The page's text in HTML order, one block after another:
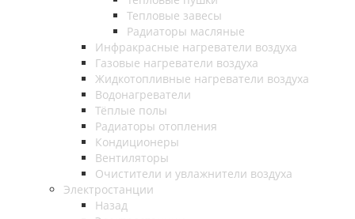
Тепловые завесы
Радиаторы масляные
Инфракрасные нагреватели воздуха
Газовые нагреватели воздуха
Жидкотопливные нагреватели воздуха
Водонагреватели
Тёплые полы
Радиаторы отопления
Кондиционеры
Вентиляторы
Очистители и увлажнители воздуха
Электростанции
Назад